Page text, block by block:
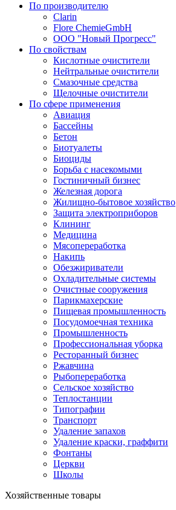
По производителю
Clarin
Flore ChemieGmbH
ООО "Новый Прогресс"
По свойствам
Кислотные очистители
Нейтральные очистители
Смазочные средства
Щелочные очистители
По сфере применения
Авиация
Бассейны
Бетон
Биотуалеты
Биоциды
Борьба с насекомыми
Гостиничный бизнес
Железная дорога
Жилищно-бытовое хозяйство
Защита электроприборов
Клининг
Медицина
Мясопереработка
Накипь
Обезжириватели
Охладительные системы
Очистные сооружения
Парикмахерские
Пищевая промышленность
Посудомоечная техника
Промышленность
Профессиональная уборка
Ресторанный бизнес
Ржавчина
Рыбопереработка
Сельское хозяйство
Теплостанции
Типографии
Транспорт
Удаление запахов
Удаление краски, граффити
Фонтаны
Церкви
Школы
Хозяйственные товары